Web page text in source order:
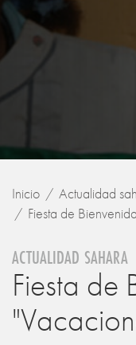
Inicio
Actualidad
Fiesta de
ACTUALIDAD SAHARA
Fiesta de